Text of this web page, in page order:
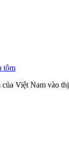
tôm
của Việt Nam vào thị